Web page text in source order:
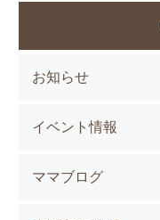
お知らせ
イベント情報
ママブログ